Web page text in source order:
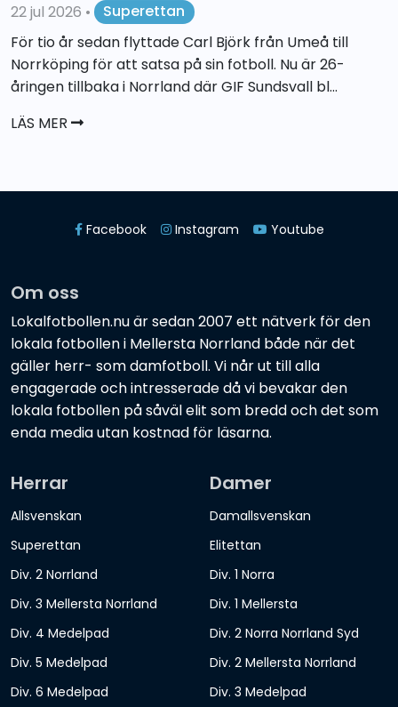
22 jul 2026 •
Superettan
För tio år sedan flyttade Carl Björk från Umeå till
Norrköping för att satsa på sin fotboll. Nu är 26-
åringen tillbaka i Norrland där GIF Sundsvall bl...
LÄS MER
Facebook Instagram Youtube
Om oss
Lokalfotbollen.nu är sedan 2007 ett nätverk för den
lokala fotbollen i Mellersta Norrland både när det
gäller herr- som damfotboll. Vi når ut till alla
engagerade och intresserade då vi bevakar den
lokala fotbollen på såväl elit som bredd och det som
enda media utan kostnad för läsarna.
Herrar
Allsvenskan
Superettan
Div. 2 Norrland
Div. 3 Mellersta Norrland
Div. 4 Medelpad
Div. 5 Medelpad
Div. 6 Medelpad
Damer
Damallsvenskan
Elitettan
Div. 1 Norra
Div. 1 Mellersta
Div. 2 Norra Norrland Syd
Div. 2 Mellersta Norrland
Div. 3 Medelpad